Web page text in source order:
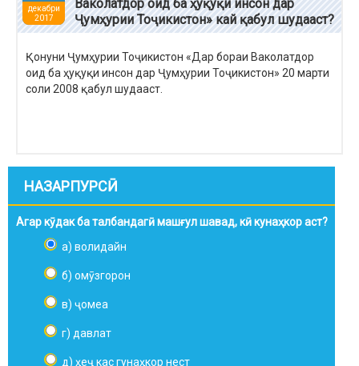
декабри
2017
Ваколатдор оид ба ҳуқуқи инсон дар
Ҷумҳурии Тоҷикистон» кай қабул шудааст?
Қонуни Ҷумҳурии Тоҷикистон «Дар бораи Ваколатдор
оид ба ҳуқуқи инсон дар Ҷумҳурии Тоҷикистон» 20 марти
соли 2008 қабул шудааст.
НАЗАРПУРСӢ
Агар кӯдак ба талбандагӣ машғул шавад, кӣ кунаҳкор аст?
а) волидайн
б) омӯзгорон
в) ҷомеа
г) давлат
д) ҳеҷ кас гунаҳкор нест